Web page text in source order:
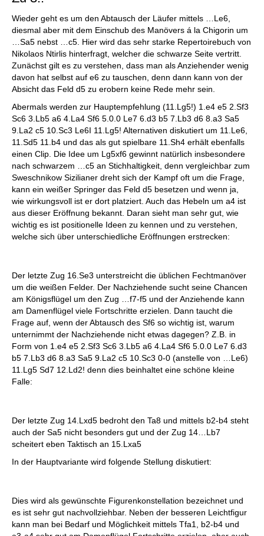
Wieder geht es um den Abtausch der Läufer mittels …Le6,
diesmal aber mit dem Einschub des Manövers á la Chigorin um
…Sa5 nebst …c5. Hier wird das sehr starke Repertoirebuch von
Nikolaos Ntirlis hinterfragt, welcher die schwarze Seite vertritt.
Zunächst gilt es zu verstehen, dass man als Anziehender wenig
davon hat selbst auf e6 zu tauschen, denn dann kann von der
Absicht das Feld d5 zu erobern keine Rede mehr sein.
Abermals werden zur Hauptempfehlung (11.Lg5!) 1.e4 e5 2.Sf3
Sc6 3.Lb5 a6 4.La4 Sf6 5.0.0 Le7 6.d3 b5 7.Lb3 d6 8.a3 Sa5
9.La2 c5 10.Sc3 Le6I 11.Lg5! Alternativen diskutiert um 11.Le6,
11.Sd5 11.b4 und das als gut spielbare 11.Sh4 erhält ebenfalls
einen Clip. Die Idee um Lg5xf6 gewinnt natürlich insbesondere
nach schwarzem …c5 an Stichhaltigkeit, denn vergleichbar zum
Sweschnikow Sizilianer dreht sich der Kampf oft um die Frage,
kann ein weißer Springer das Feld d5 besetzen und wenn ja,
wie wirkungsvoll ist er dort platziert. Auch das Hebeln um a4 ist
aus dieser Eröffnung bekannt. Daran sieht man sehr gut, wie
wichtig es ist positionelle Ideen zu kennen und zu verstehen,
welche sich über unterschiedliche Eröffnungen erstrecken:
Der letzte Zug 16.Se3 unterstreicht die üblichen Fechtmanöver
um die weißen Felder. Der Nachziehende sucht seine Chancen
am Königsflügel um den Zug …f7-f5 und der Anziehende kann
am Damenflügel viele Fortschritte erzielen. Dann taucht die
Frage auf, wenn der Abtausch des Sf6 so wichtig ist, warum
unternimmt der Nachziehende nicht etwas dagegen? Z.B. in
Form von 1.e4 e5 2.Sf3 Sc6 3.Lb5 a6 4.La4 Sf6 5.0.0 Le7 6.d3
b5 7.Lb3 d6 8.a3 Sa5 9.La2 c5 10.Sc3 0-0 (anstelle von …Le6)
11.Lg5 Sd7 12.Ld2! denn dies beinhaltet eine schöne kleine
Falle:
Der letzte Zug 14.Lxd5 bedroht den Ta8 und mittels b2-b4 steht
auch der Sa5 nicht besonders gut und der Zug 14…Lb7
scheitert eben Taktisch an 15.Lxa5
In der Hauptvariante wird folgende Stellung diskutiert:
Dies wird als gewünschte Figurenkonstellation bezeichnet und
es ist sehr gut nachvollziehbar. Neben der besseren Leichtfigur
kann man bei Bedarf und Möglichkeit mittels Tfa1, b2-b4 und